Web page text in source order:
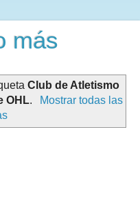
más
Club de Atletismo
OHL.
Mostrar todas las